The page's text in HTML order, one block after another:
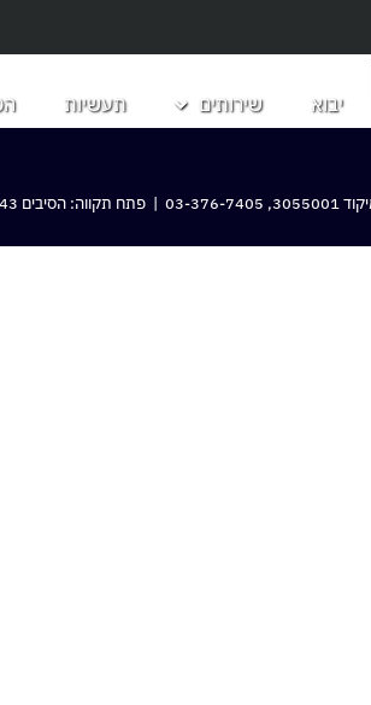
יבוא שירותים תעשיות
03-376-7405 | פתח תקווה: הסיבים 43